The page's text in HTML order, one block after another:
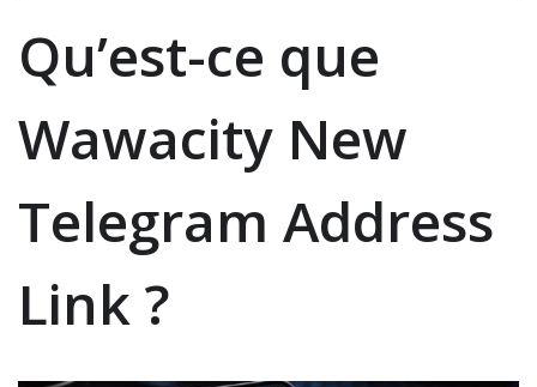
Qu’est-ce que
Wawacity New
Telegram Address
Link ?